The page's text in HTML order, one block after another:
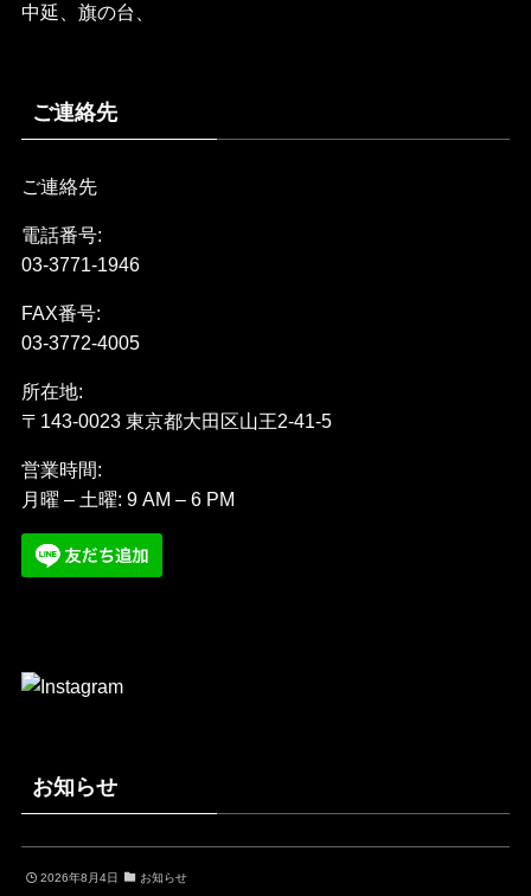
中延、旗の台、
ご連絡先
ご連絡先
電話番号:
03-3771-1946
FAX番号:
03-3772-4005
所在地:
〒143-0023 東京都大田区山王2-41-5
営業時間:
月曜 – 土曜: 9 AM – 6 PM
お知らせ
2026年8月4日 お知らせ